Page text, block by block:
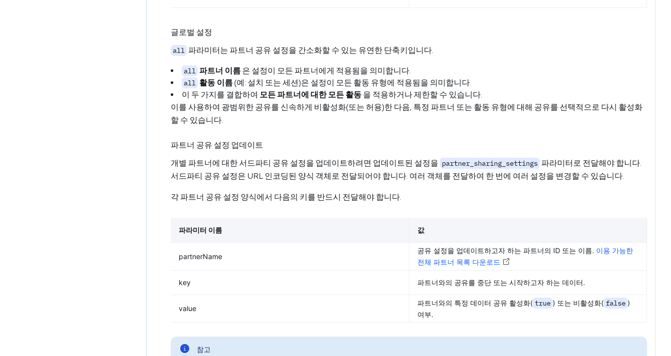
글로벌 설정
all 파라미터는 파트너 공유 설정을 간소화할 수 있는 유연한 단축키입니다.
all 파트너 이름 은 설정이 모든 파트너에게 적용됨을 의미합니다.
all 활동 이름(예: 설치 또는 세션)은 설정이 모든 활동 유형에 적용됨을 의미합니다.
이 두 가지를 결합하여 모든 파트너에 대한 모든 활동 을 적용하거나 제한할 수 있습니다.
이를 사용하여 광범위한 공유를 신속하게 비활성화(또는 허용)한 다음, 특정 파트너 또는 활동 유형에 대해 공유를 선택적으로 다시 활성화
할 수 있습니다.
파트너 공유 설정 업데이트
개별 파트너에 대한 서드파티 공유 설정을 업데이트하려면 업데이트된 설정을 partner_sharing_settings 파라미터로 전달해야 합니다.
서드파티 공유 설정은 URL 인코딩된 양식 객체로 전달되어야 합니다. 여러 객체를 전달하여 한 번에 여러 설정을 변경할 수 있습니다.
각 파트너 공유 설정 양식에서 다음의 키를 반드시 전달해야 합니다.
파라미터 이름 값
partnerName
공유 설정을 업데이트하고자 하는 파트너의 ID 또는 이름. 이용 가능한
전체 파트너 목록 다운로드
key 파트너와의 공유를 중단 또는 시작하고자 하는 데이터.
value
파트너와의 특정 데이터 공유 활성화( true ) 또는 비활성화( false )
여부.
참고